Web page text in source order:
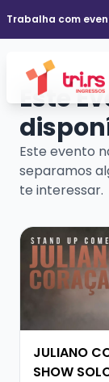
Trabalha com
Este
Este evento
separamos
te interessar.
Veja mais
JULIANO
SHOW